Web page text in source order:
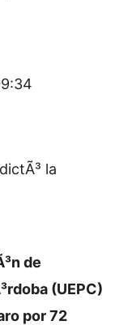
la
de
(UEPC)
por 72